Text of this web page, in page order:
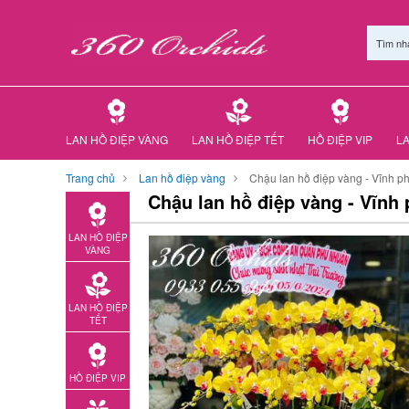
Tìm
LAN HỒ ĐIỆP VÀNG LAN HỒ ĐIỆP TẾT HỒ ĐIỆP VIP
Trang chủ Lan hồ điệp vàng Chậu lan hồ điệp vàng - Vĩnh
LAN HỒ ĐIỆP
VÀNG
LAN HỒ ĐIỆP
TẾT
HỒ ĐIỆP VIP
Chậu lan hồ điệp vàng - Vĩnh